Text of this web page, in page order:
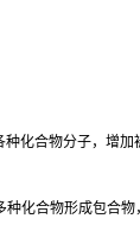
化合物分子，增
化合物形成包合